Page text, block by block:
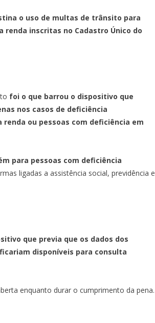
o uso de multas de trânsito para
renda inscritas no Cadastro Único do
foi o que barrou o dispositivo que
nos casos de deficiência
renda ou pessoas com deficiência em
para pessoas com deficiência
ligadas a assistência social, previdência e
que previa que os dados dos
disponíveis para consulta
enquanto durar o cumprimento da pena.